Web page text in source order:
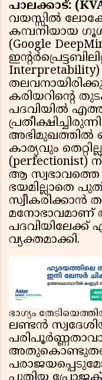
പാലക്കാട്:
വയസ്സിൽ
കമ്പനിയായ
(Google
Interpretability)
കരിയറിന്റെ
പദവിയിൽ
അഭിമുഖത്തിൽ
കാര്യവും
(perfectionist)
ആ സ്വഭാവത്തെ
ഭയമില്ലാതെ
സ്വീകരിക്കാൻ
മനോഭാവമാണ്
പദവിയിലേക്ക്
വ്യക്തമാക്കി.
ഭാഗ്യം
ലണ്ടൻ